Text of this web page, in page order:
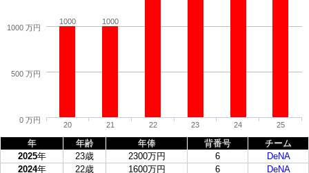
1000 1000
20 21 22 23 24 25
0 万円
500 万円
1000 万円
年 年齢 年俸 背番号
チーム
2025年 23歳 2300万円 6
DeNA
2024年 22歳 1600万円 6
DeNA